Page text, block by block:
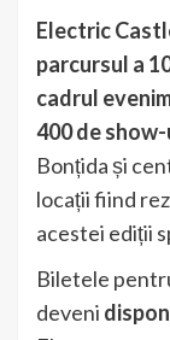
Electric
parcursul a
cadrul
400 de
Bonțida și
locații fiind
acestei ediții
Biletele
deveni